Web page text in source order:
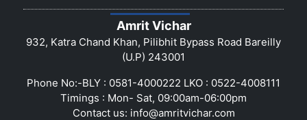
Amrit Vichar
932, Katra Chand Khan, Pilibhit Bypass Road Bareilly
(U.P) 243001
Phone No:-BLY : 0581-4000222 LKO : 0522-4008111
Timings : Mon- Sat, 09:00am-06:00pm
Contact us: info@amritvichar.com